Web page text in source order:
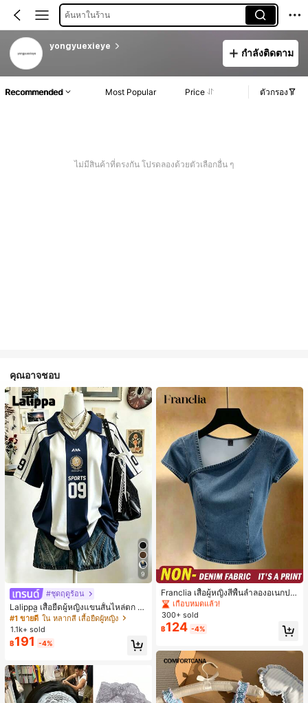
ค้นหาในร้าน
yongyuexieye
กำลังติดตาม
Recommended Most Popular Price ตัวกรอง
ไม่มีสินค้าที่ตรงกัน โปรดลองด้วยตัวเลือกอื่น ๆ
คุณอาจชอบ
9
#ชุดฤดูร้อน
Lalippa เสื้อยืดผู้หญิงแขนสั้นไหล่ตก ค
อวีปกเสื้อ ลายพิมพ์ดิจิทัลลายทาง สไตล์
สปอร์ตแฟชั่นมินิมอล ของขวัญสำหรับเ
พื่อน
#1 ขายดี ใน หลากสี เสื้อยืดผู้หญิง
1.1k+ sold
฿191 -4%
Franclia เสื้อผู้หญิงสีพื้นลำลองอเนกปร
ะสงค์สำหรับใส่ประจำวัน
#1 ขายดี ใน ธรรมดา เสื้อผู้หญิง
เกือบหมดแล้ว!
#1 ขายดี ใน ธรรมดา เสื้อผู้หญิง
เกือบหมดแล้ว!
#1 ขายดี ใน ธรรมดา เสื้อผู้หญิง
เกือบหมดแล้ว!
#1 ขายดี ใน ธรรมดา เสื้อผู้หญิง
เกือบหมดแล้ว!
300+ sold
฿124 -4%